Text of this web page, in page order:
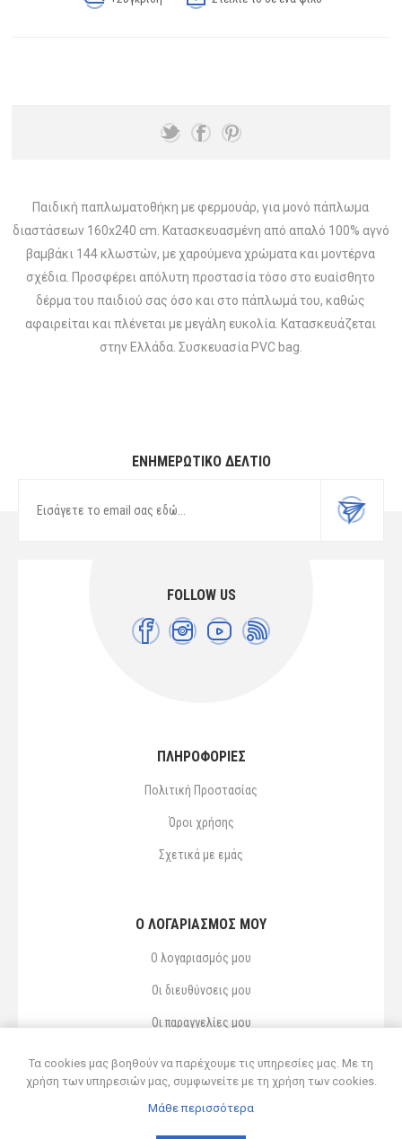
Παιδική παπλωματοθήκη με φερμουάρ, για μονό πάπλωμα
διαστάσεων 160x240 cm. Κατασκευασμένη από απαλό 100% αγνό
βαμβάκι 144 κλωστών, με χαρούμενα χρώματα και μοντέρνα
σχέδια. Προσφέρει απόλυτη προστασία τόσο στο ευαίσθητο
δέρμα του παιδιού σας όσο και στο πάπλωμά του, καθώς
αφαιρείται και πλένεται με μεγάλη ευκολία. Κατασκευάζεται
στην Ελλάδα. Συσκευασία PVC bag.
ΕΝΗΜΕΡΩΤΙΚΌ ΔΕΛΤΊΟ
FOLLOW US
ΠΛΗΡΟΦΟΡΙΕΣ
Πολιτική Προστασίας
Όροι χρήσης
Σχετικά με εμάς
Ο ΛΟΓΑΡΙΑΣΜΌΣ ΜΟΥ
Ο λογαριασμός μου
Οι διευθύνσεις μου
Οι παραγγελίες μου
Τα cookies μας βοηθούν να παρέχουμε τις υπηρεσίες μας. Με τη
χρήση των υπηρεσιών μας, συμφωνείτε με τη χρήση των cookies.
Μάθε περισσότερα